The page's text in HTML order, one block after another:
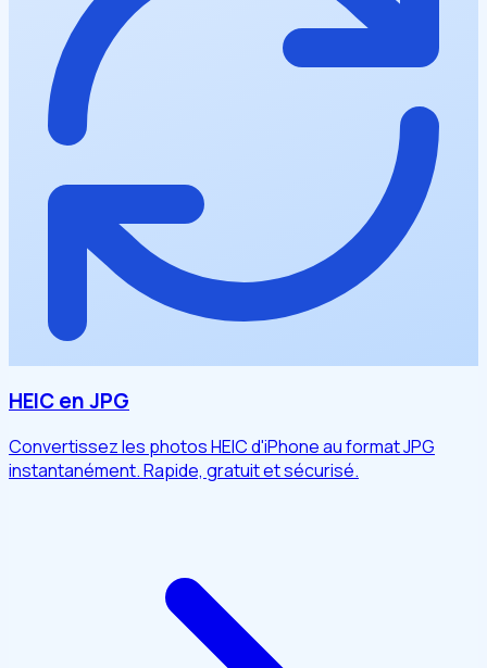
HEIC en JPG
Convertissez les photos HEIC d'iPhone au format JPG
instantanément. Rapide, gratuit et sécurisé.